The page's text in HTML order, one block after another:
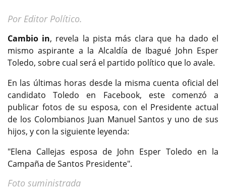
Por Editor Político.
Cambio in, revela la pista más clara que ha dado el
mismo aspirante a la Alcaldía de Ibagué John Esper
Toledo, sobre cual será el partido político que lo avale.
En las últimas horas desde la misma cuenta oficial del
candidato Toledo en Facebook, este comenzó a
publicar fotos de su esposa, con el Presidente actual
de los Colombianos Juan Manuel Santos y uno de sus
hijos, y con la siguiente leyenda:
"Elena Callejas esposa de John Esper Toledo en la
Campaña de Santos Presidente".
Foto suministrada